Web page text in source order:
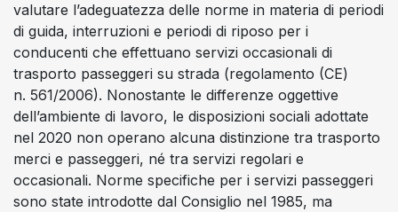
valutare l’adeguatezza delle norme in materia di periodi
di guida, interruzioni e periodi di riposo per i
conducenti che effettuano servizi occasionali di
trasporto passeggeri su strada (regolamento (CE)
n. 561/2006). Nonostante le differenze oggettive
dell’ambiente di lavoro, le disposizioni sociali adottate
nel 2020 non operano alcuna distinzione tra trasporto
merci e passeggeri, né tra servizi regolari e
occasionali. Norme specifiche per i servizi passeggeri
sono state introdotte dal Consiglio nel 1985, ma